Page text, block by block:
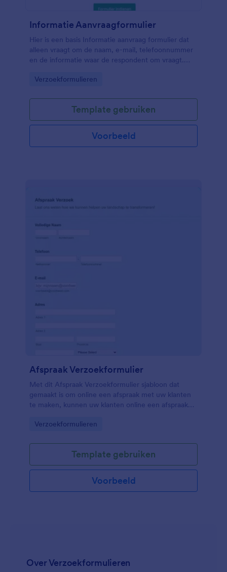
Informatie Aanvraagformulier
Hier is een basis Informatie aanvraag formulier dat
alleen vraagt om de naam, e-mail, telefoonnummer
en de informatie waar de respondent om vraagt.
een webconsultant, een expert op een bepaald
aanvraag formulier zoals deze zal handig zijn. U
geeft uw respondenten de vrijheid om te vragen
wat ze in gedachten hebben, en u als expert kunt
ze via e-mail of telefonisch opvolgen.
Go to Category:
Verzoekformulieren
Template gebruiken
Voorbeeld
Afspraak Verzoekformulier
Met dit Afspraak Verzoekformulier sjabloon dat
gemaakt is om online een afspraak met uw klanten
te maken, kunnen uw klanten online een afspraak
uw klant goed uitkomt.
Go to Category:
Verzoekformulieren
Template gebruiken
Voorbeeld
Over Verzoekformulieren